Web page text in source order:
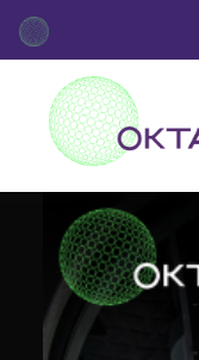
+7 (3812)
г.Омск